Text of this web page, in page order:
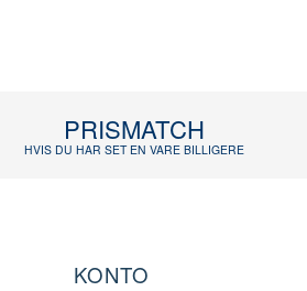
PRISMATCH
HVIS DU HAR SET EN VARE BILLIGERE
KONTO